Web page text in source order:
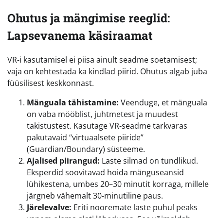
Ohutus ja mängimise reeglid:
Lapsevanema käsiraamat
VR-i kasutamisel ei piisa ainult seadme soetamisest;
vaja on kehtestada ka kindlad piirid. Ohutus algab juba
füüsilisest keskkonnast.
Mänguala tähistamine: Veenduge, et mänguala
on vaba mööblist, juhtmetest ja muudest
takistustest. Kasutage VR-seadme tarkvaras
pakutavaid “virtuaalsete piiride”
(Guardian/Boundary) süsteeme.
Ajalised piirangud: Laste silmad on tundlikud.
Eksperdid soovitavad hoida mänguseansid
lühikestena, umbes 20–30 minutit korraga, millele
järgneb vähemalt 30-minutiline paus.
Järelevalve: Eriti nooremate laste puhul peaks